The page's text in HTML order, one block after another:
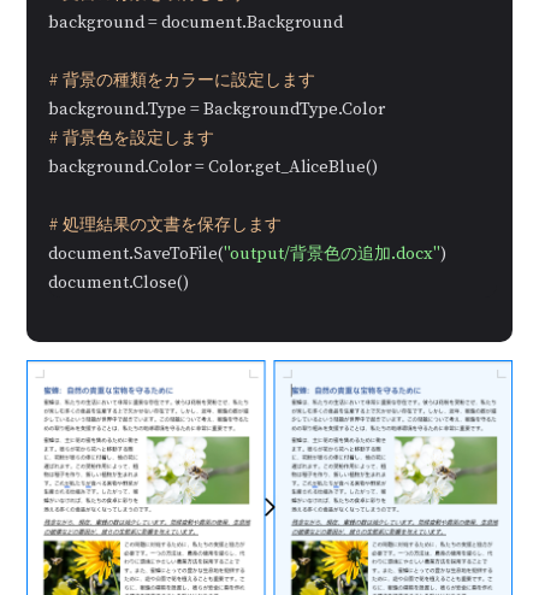
background = document.Background
# 背景の種類をカラーに設定します
# 背景色を設定します
background.Color = Color.get_AliceBlue()
# 処理結果の文書を保存します
document.SaveToFile("output/背景色の追加.docx")
document.Close()